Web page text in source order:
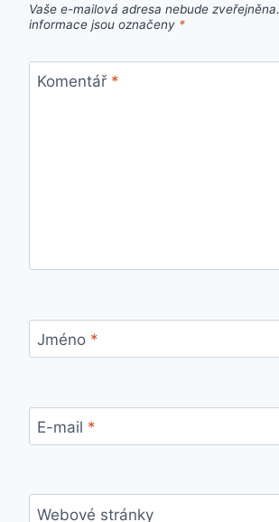
Vaše e-mailová adresa nebude zveřejněna.
informace jsou označeny *
Komentář *
Jméno *
E-mail *
Webové stránky